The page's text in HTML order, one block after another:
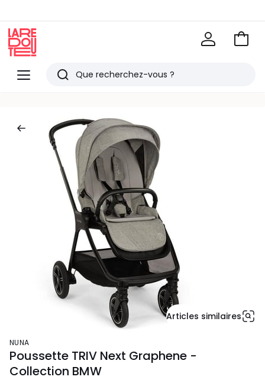
Menu
Redoute
Rechercher
articles
vus
Voir
Articles similaires
NUNA
Poussette TRIV Next Graphene -
Collection BMW